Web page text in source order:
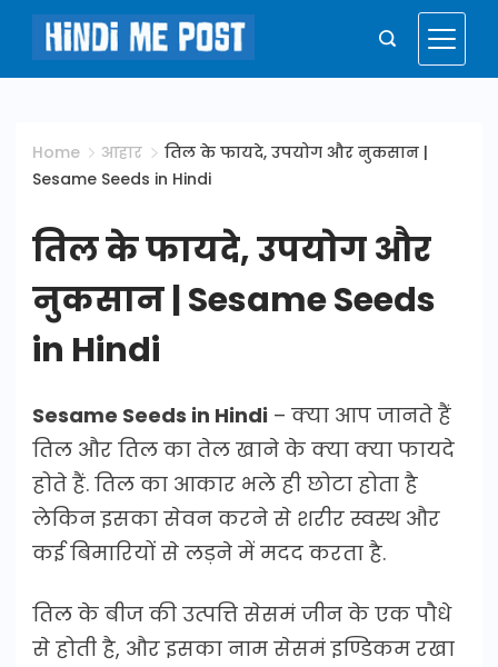
Skip
content
Hindi
Me
Post
Home आहार
तिल के फायदे, उपयोग और नुकसान |
Sesame Seeds in Hindi
तिल के फायदे, उपयोग और
नुकसान | Sesame Seeds
in Hindi
Sesame Seeds in Hindi – क्या आप जानते हैं
तिल और तिल का तेल खाने के क्या क्या फायदे
होते हैं. तिल का आकार भले ही छोटा होता है
लेकिन इसका सेवन करने से शरीर स्वस्थ और
कई बिमारियों से लड़ने में मदद करता है.
तिल के बीज की उत्पत्ति सेसमं जीन के एक पौधे
से होती है, और इसका नाम सेसमं इण्डिकम रखा